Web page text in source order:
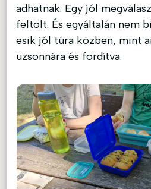
adhatnak. Egy jól
feltölt. És egyáltalán nem
esik jól túra közben, mint
uzsonnára és fordítva.